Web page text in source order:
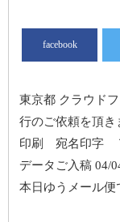
facebook
東京都 クラウド
行のご依頼を頂き
印刷 宛名印字
データご入稿 04/
本日ゆうメール便